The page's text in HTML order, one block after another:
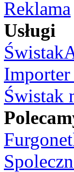
Reklama
Usługi
Świstak